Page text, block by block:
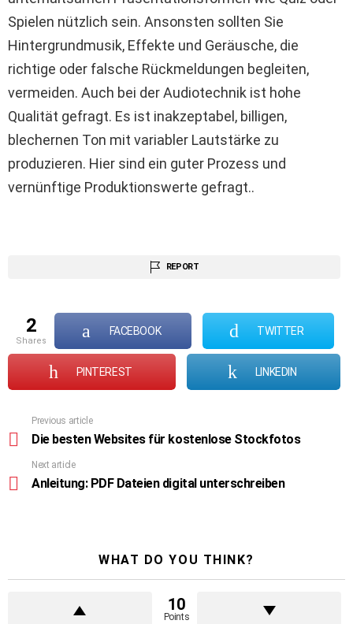
Spielen nützlich sein. Ansonsten sollten Sie
Hintergrundmusik, Effekte und Geräusche, die
richtige oder falsche Rückmeldungen begleiten,
vermeiden. Auch bei der Audiotechnik ist hohe
Qualität gefragt. Es ist inakzeptabel, billigen,
blechernen Ton mit variabler Lautstärke zu
produzieren. Hier sind ein guter Prozess und
vernünftige Produktionswerte gefragt..
REPORT
2
shares
FACEBOOK TWITTER
PINTEREST LINKEDIN
more
Previous article
Die besten Websites für kostenlose Stockfotos
Next article
Anleitung: PDF Dateien digital unterschreiben
WHAT DO YOU THINK?
10
Points